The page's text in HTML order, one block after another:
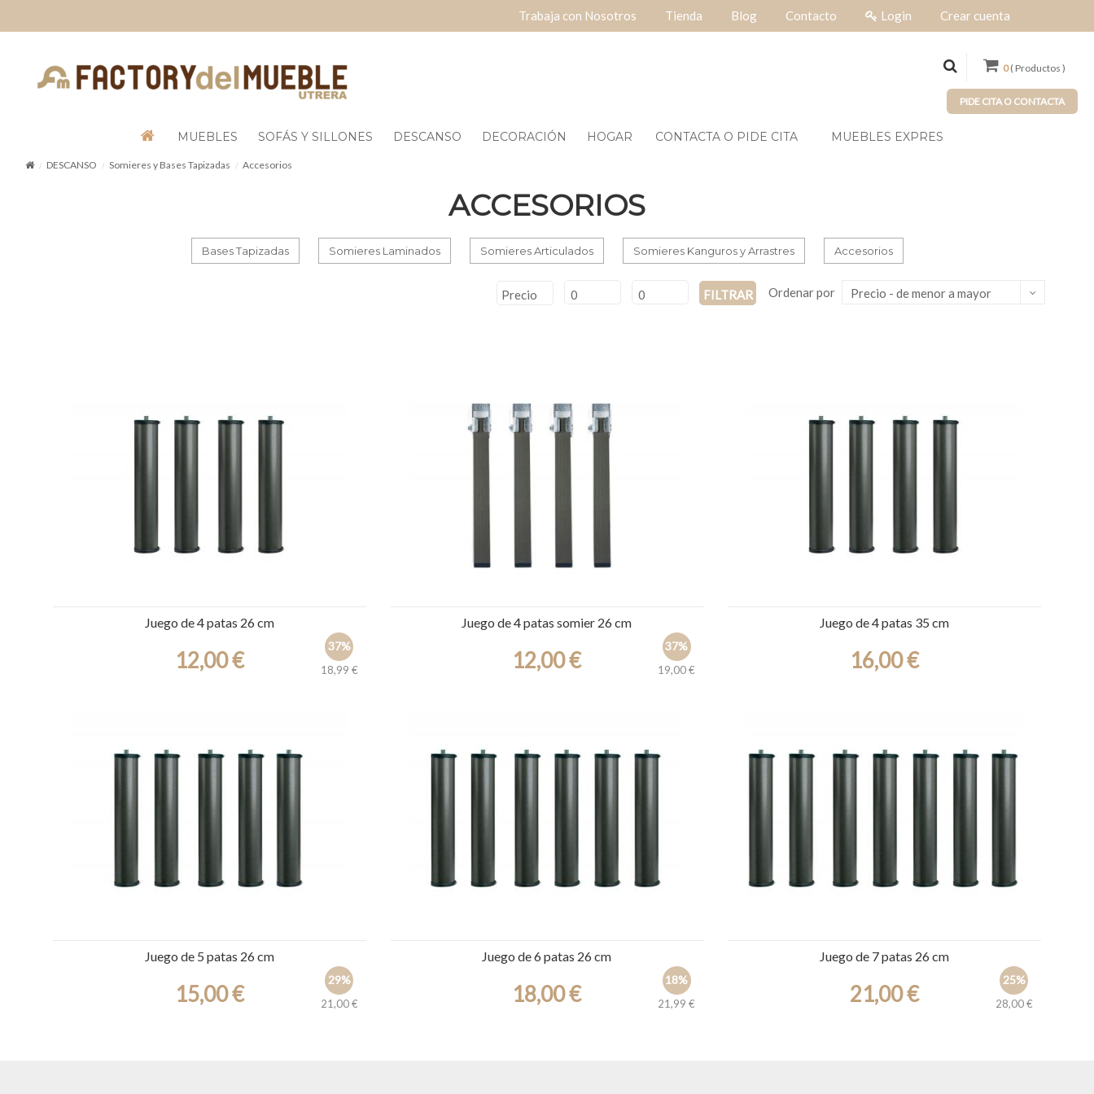
Trabaja con Nosotros Tienda Blog Contacto Login Crear cuenta
0( Productos )
PIDE CITA O CONTACTA
MUEBLES SOFÁS Y SILLONES DESCANSO DECORACIÓN HOGAR CONTACTA O PIDE CITA MUEBLES EXPRES
DESCANSO Somieres y Bases Tapizadas Accesorios
ACCESORIOS
Bases Tapizadas Somieres Laminados Somieres Articulados Somieres Kanguros y Arrastres Accesorios
Precio FILTRAR Ordenar por Precio - de menor a mayor
Ref.: 19970
Juego de 4 patas 26 cm
37%
18,99 €
12,00 €
Ref.: 19972
Juego de 4 patas somier 26 cm
37%
19,00 €
12,00 €
Ref.: 19971
Juego de 4 patas 35 cm
16,00 €
Juego de 5 patas 26 cm
29%
21,00 €
15,00 €
Juego de 6 patas 26 cm
18%
21,99 €
18,00 €
Juego de 7 patas 26 cm
25%
28,00 €
21,00 €